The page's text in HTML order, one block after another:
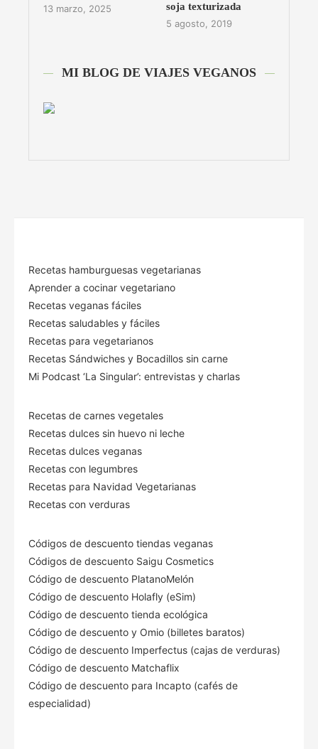
13 marzo, 2025
soja texturizada
5 agosto, 2019
MI BLOG DE VIAJES VEGANOS
Recetas hamburguesas vegetarianas
Aprender a cocinar vegetariano
Recetas veganas fáciles
Recetas saludables y fáciles
Recetas para vegetarianos
Recetas Sándwiches y Bocadillos sin carne
Mi Podcast ‘La Singular’: entrevistas y charlas
Recetas de carnes vegetales
Recetas dulces sin huevo ni leche
Recetas dulces veganas
Recetas con legumbres
Recetas para Navidad Vegetarianas
Recetas con verduras
Códigos de descuento tiendas veganas
Códigos de descuento Saigu Cosmetics
Código de descuento PlatanoMelón
Código de descuento Holafly (eSim)
Código de descuento tienda ecológica
Código de descuento y Omio (billetes baratos)
Código de descuento Imperfectus (cajas de verduras)
Código de descuento Matchaflix
Código de descuento para Incapto (cafés de
especialidad)